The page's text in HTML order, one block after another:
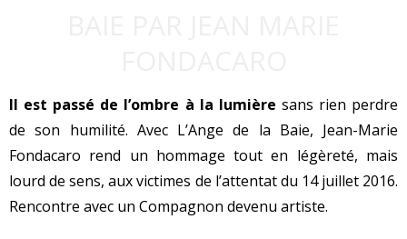
Il est passé de l’ombre à la lumière sans rien perdre
de son humilité. Avec L’Ange de la Baie, Jean-Marie
Fondacaro rend un hommage tout en légèreté, mais
lourd de sens, aux victimes de l’attentat du 14 juillet 2016.
Rencontre avec un Compagnon devenu artiste.